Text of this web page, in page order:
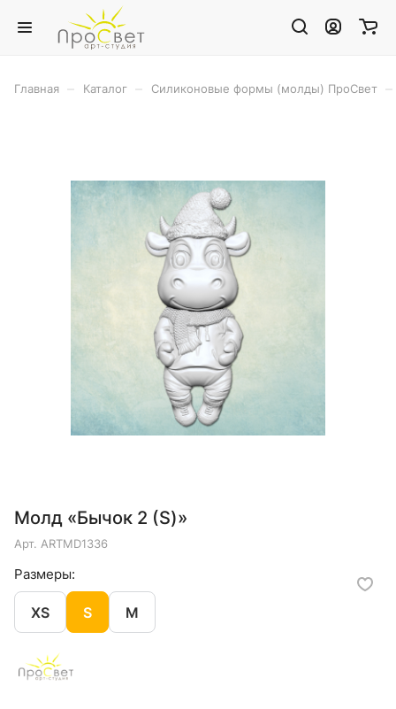
Главная Каталог Силиконовые формы (молды) ПроСвет
Молд «Бычок 2 (S)»
Арт. ARTMD1336
Размеры:
XS S M